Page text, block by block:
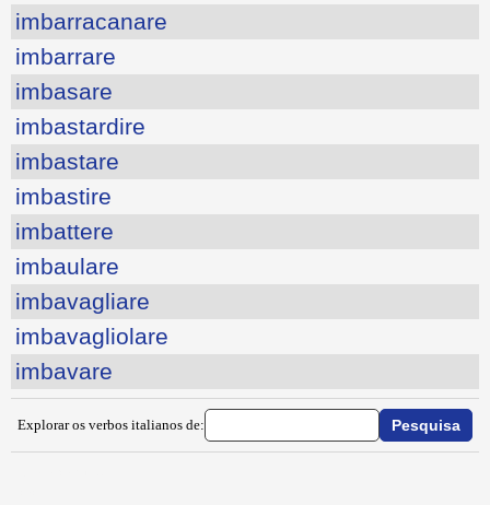
imbarracanare
imbarrare
imbasare
imbastardire
imbastare
imbastire
imbattere
imbaulare
imbavagliare
imbavagliolare
imbavare
Explorar os verbos italianos de: